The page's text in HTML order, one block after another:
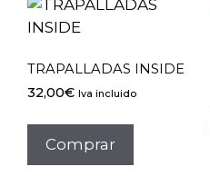
TRAPALLADAS INSIDE
32,00€ Iva incluido
Comprar